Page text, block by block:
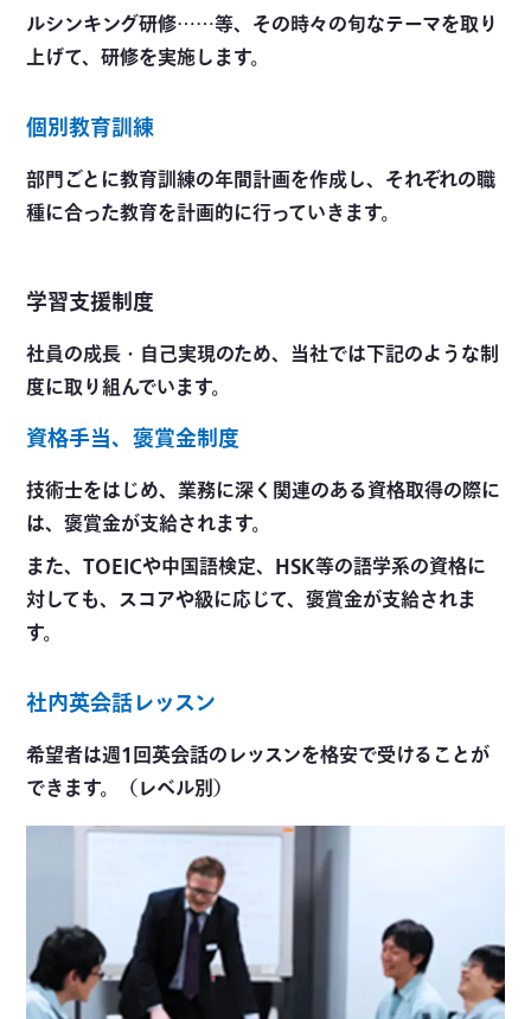
ルシンキング研修……等、その時々の旬なテーマを取り
上げて、研修を実施します。
個別教育訓練
部門ごとに教育訓練の年間計画を作成し、それぞれの職
種に合った教育を計画的に行っていきます。
学習支援制度
社員の成長・自己実現のため、当社では下記のような制
度に取り組んでいます。
資格手当、褒賞金制度
技術士をはじめ、業務に深く関連のある資格取得の際に
は、褒賞金が支給されます。
また、TOEICや中国語検定、HSK等の語学系の資格に
対しても、スコアや級に応じて、褒賞金が支給されま
す。
社内英会話レッスン
希望者は週1回英会話のレッスンを格安で受けることが
できます。（レベル別）